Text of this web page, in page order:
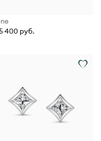
400 руб.